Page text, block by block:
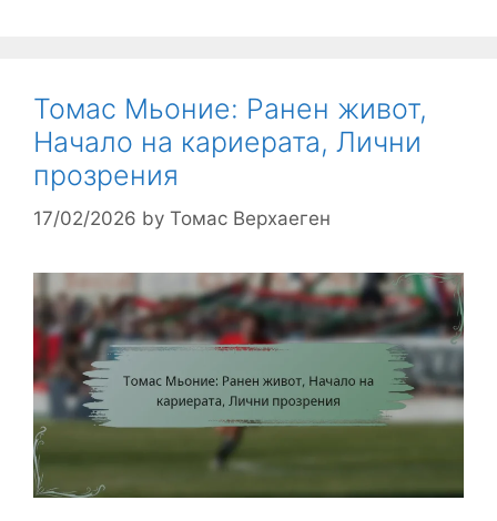
Томас Мьоние: Ранен живот,
Начало на кариерата, Лични
прозрения
17/02/2026 by Томас Верхаеген